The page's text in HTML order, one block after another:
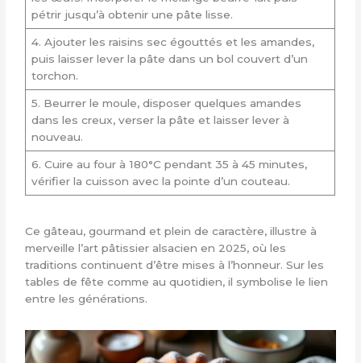
pétrir jusqu’à obtenir une pâte lisse.
4. Ajouter les raisins sec égouttés et les amandes,
puis laisser lever la pâte dans un bol couvert d’un
torchon.
5. Beurrer le moule, disposer quelques amandes
dans les creux, verser la pâte et laisser lever à
nouveau.
6. Cuire au four à 180°C pendant 35 à 45 minutes,
vérifier la cuisson avec la pointe d’un couteau.
Ce gâteau, gourmand et plein de caractère, illustre à
merveille l’art pâtissier alsacien en 2025, où les
traditions continuent d’être mises à l’honneur. Sur les
tables de fête comme au quotidien, il symbolise le lien
entre les générations.